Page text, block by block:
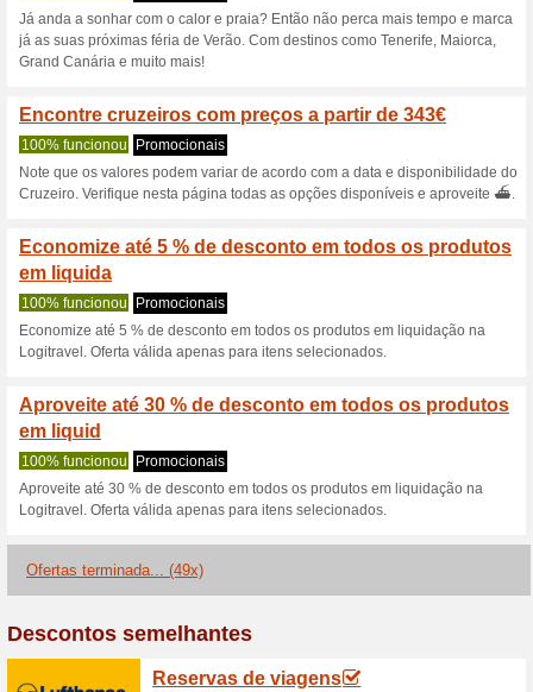
Ofertas de Verão
até 1
Ofertas de Verão Logitravel:
Nós recomendamos:Já anda
mais tempo e marca já as
Tenerife, Maiorca, Grand
Logitravel: lhas
77% funcionou